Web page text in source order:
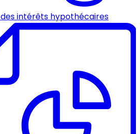
intérêts hypothécaires